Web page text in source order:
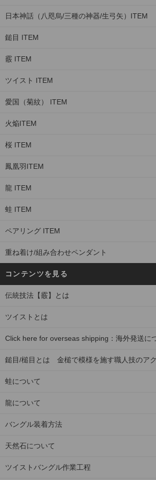
日本神話（八咫烏/三種の神器/生弓矢）ITEM
鎚目 ITEM
霰 ITEM
ツイスト ITEM
愛国（菊紋） ITEM
火焔ITEM
桜 ITEM
鳳凰羽ITEM
龍 ITEM
蛙 ITEM
ペアリング ITEM
重ね着け/組み合わせペンダント
コンテンツを見る
伝統技法【霰】とは
ツイストとは
Click here for overseas shipping：海外発送に
鎚目/槌目とは 金槌で模様を施す職人技のア
蛙について
龍について
バングル装着方法
天然石について
ツイストバングル作業工程